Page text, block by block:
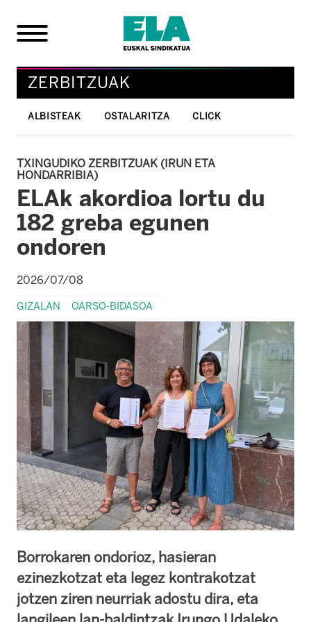
ZERBITZUAK
ALBISTEAK OSTALARITZA CLICK
TXINGUDIKO ZERBITZUAK (IRUN ETA
HONDARRIBIA)
ELAk akordioa lortu du
182 greba egunen
ondoren
2026/07/08
GIZALAN OARSO-BIDASOA
Borrokaren ondorioz, hasieran
ezinezkotzat eta legez kontrakotzat
jotzen ziren neurriak adostu dira, eta